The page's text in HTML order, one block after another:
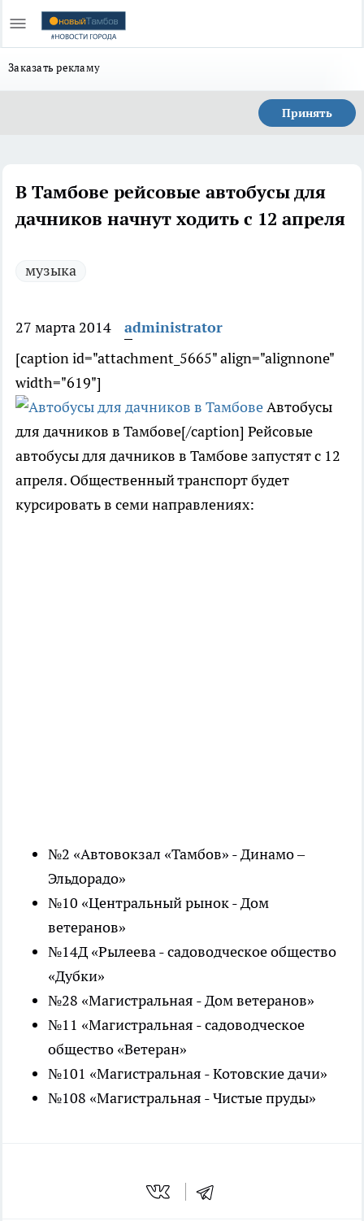
Заказать рекламу
Принять
В Тамбове рейсовые автобусы для
дачников начнут ходить с 12 апреля
музыка
27 марта 2014
administrator
[caption id="attachment_5665" align="alignnone"
width="619"]
Автобусы
для дачников в Тамбове[/caption] Рейсовые
автобусы для дачников в Тамбове запустят с 12
апреля. Общественный транспорт будет
курсировать в семи направлениях:
№2 «Автовокзал «Тамбов» - Динамо –
Эльдорадо»
№10 «Центральный рынок - Дом
ветеранов»
№14Д «Рылеева - садоводческое общество
«Дубки»
№28 «Магистральная - Дом ветеранов»
№11 «Магистральная - садоводческое
общество «Ветеран»
№101 «Магистральная - Котовские дачи»
№108 «Магистральная - Чистые пруды»